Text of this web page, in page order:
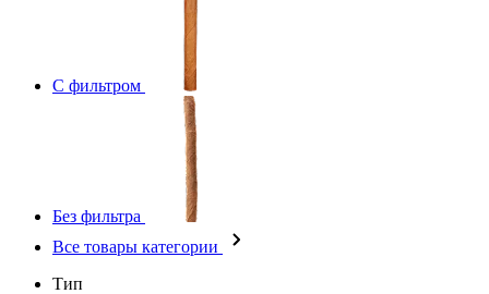
С фильтром
Без фильтра
Все товары категории
Тип